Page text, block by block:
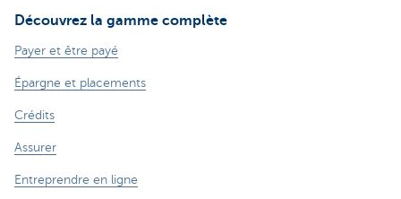
Découvrez la gamme complète
Payer et être payé
Épargne et placements
Crédits
Assurer
Entreprendre en ligne